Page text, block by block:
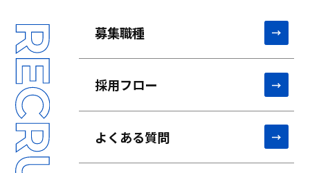
募集職種
採用フロー
よくある質問